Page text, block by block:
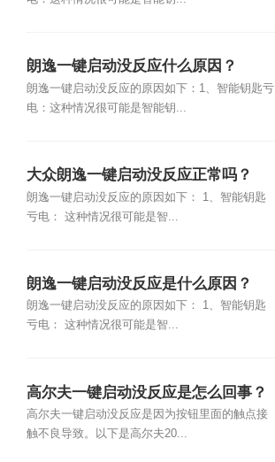
朗逸一键启动没反应什么原因？
朗逸一键启动没反应的原因如下：1、智能钥匙亏
电：这种情况很可能是智能钥...
大众朗逸一键启动没反应正常吗？
朗逸一键启动没反应的原因如下： 1、智能钥匙
亏电： 这种情况很可能是智...
朗逸一键启动没反应是什么原因？
朗逸一键启动没反应的原因如下： 1、智能钥匙
亏电： 这种情况很可能是智...
高尔夫一键启动没反应是怎么回事？
高尔夫一键启动没反应是因为按钮里面的触点接
触不良导致。以下是高尔夫20...